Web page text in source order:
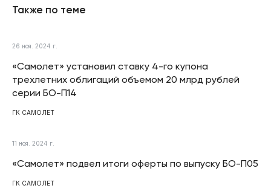
Также по теме
26 ноя. 2024 г.
«Самолет» установил ставку 4-го купона
трехлетних облигаций объемом 20 млрд рублей
серии БО-П14
ГК САМОЛЕТ
11 ноя. 2024 г.
«Самолет» подвел итоги оферты по выпуску БО-П05
ГК САМОЛЕТ